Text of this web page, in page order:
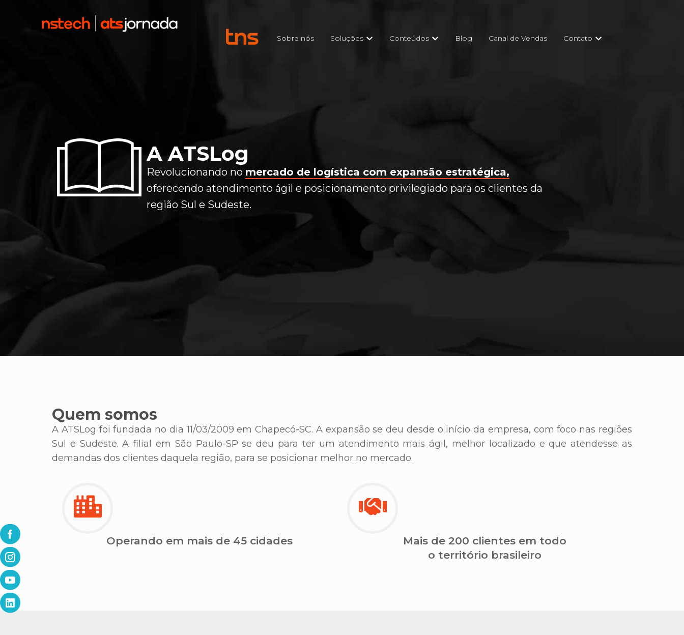
Sobre nós Soluções Conteúdos Blog Canal de Vendas Contato
A ATSLog
Revolucionando no mercado de logística com expansão estratégica,
oferecendo atendimento ágil e posicionamento privilegiado para os clientes da
região Sul e Sudeste.
Quem somos
A ATSLog foi fundada no dia 11/03/2009 em Chapecó-SC. A expansão se deu desde o início da empresa, com foco nas regiões
Sul e Sudeste. A filial em São Paulo-SP se deu para ter um atendimento mais ágil, melhor localizado e que atendesse as
demandas dos clientes daquela região, para se posicionar melhor no mercado.
Operando em mais de 45 cidades
Mais de 200 clientes em todo
o território brasileiro